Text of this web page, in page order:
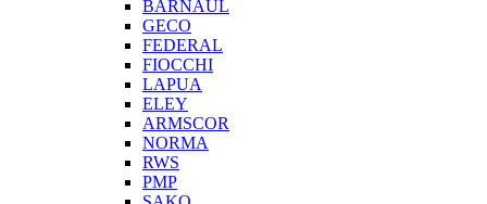
BARNAUL
GEСO
FEDERAL
FIOCCHI
LAPUA
ELEY
ARMSCOR
NORMA
RWS
PMP